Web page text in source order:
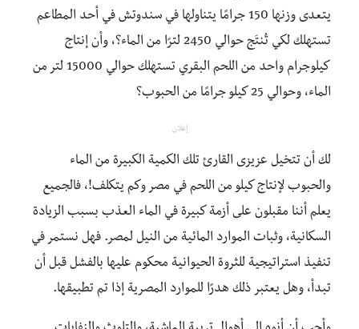
يتعدى وزنها 150 جرامًا يتناولها في سندوتش في أحد المطاعم
تستهلك لكي تُنتَج حوالي 2450 لترًا من الماء؟، وأن إنتاج
كيلوجرام واحد من اللحم البقري تستهلك حوالي 15000 لتر من
الماء، وحوالي 25 كيلو جرامًا من الحبوب؟
إعلان
لك أن تتخيل عزيزى القارئ تلك الكمية الكبيرة من الماء
والحبوب لإنتاج كيلو من اللحم في مصر وكم يتكلف!، فالجميع
يعلم أننا مقبلون على أزمة كبيرة في الماء العذب بسبب الزيادة
السكانية، وثبات الموارد المائية من النيل لمصر. فهل نستمر في
تنفيذ استراتيجية للثروة الحيوانية محكوم عليها بالفشل قبل أن
تبدأ، وهل يعتبر ذلك هدرًا للموارد المصرية إذا تم تطبيقها.